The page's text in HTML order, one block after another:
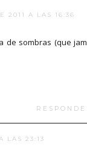
2011 A LAS 16:36
de sombras (que
LAS 23:13